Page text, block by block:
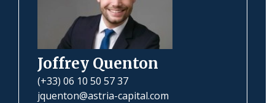
Joffrey Quenton
(+33) 06 10 50 57 37
jquenton@astria-capital.com